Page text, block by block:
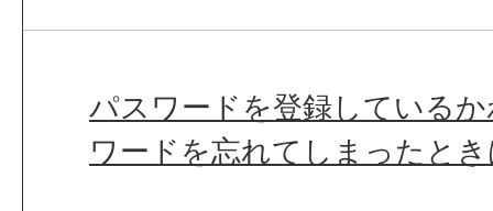
パスワードを登録している
ワードを忘れてしまったと